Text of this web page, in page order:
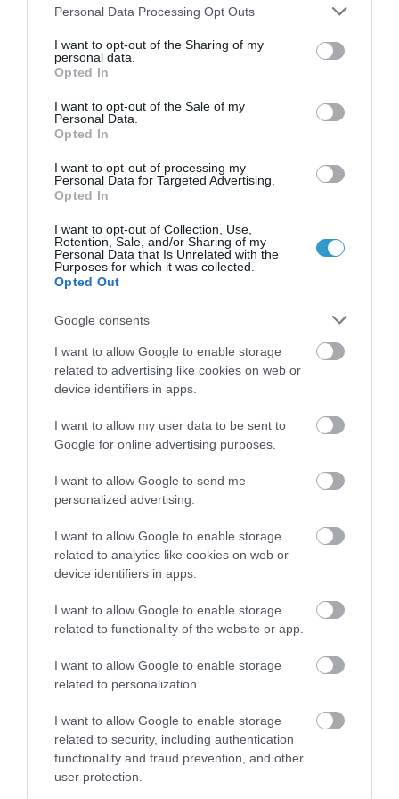
Please note that this website/app uses one or more Google
not limited to your visit or usage behaviour. You may click to
grant or deny consent to Google and its third-party tags to
use your data for below specified purposes in below Google
consent section.
Personal Data Processing Opt Outs
I want to opt-out of the Sharing of my
personal data.
Opted In
I want to opt-out of the Sale of my
Personal Data.
Opted In
I want to opt-out of processing my
Personal Data for Targeted Advertising.
Opted In
I want to opt-out of Collection, Use,
Retention, Sale, and/or Sharing of my
Personal Data that Is Unrelated with the
Purposes for which it was collected.
Opted Out
Google consents
I want to allow Google to enable storage
related to advertising like cookies on web or
device identifiers in apps.
I want to allow my user data to be sent to
Google for online advertising purposes.
I want to allow Google to send me
personalized advertising.
I want to allow Google to enable storage
related to analytics like cookies on web or
device identifiers in apps.
I want to allow Google to enable storage
related to functionality of the website or app.
I want to allow Google to enable storage
related to personalization.
I want to allow Google to enable storage
related to security, including authentication
functionality and fraud prevention, and other
user protection.
ήλιος, είναι απαραίτητος για την
ψυχοσωματική ευεξία μας. Γι’ αυτό
τον λόγο πρέπει να βγαίνουμε σε
ποιότητας, προστατευτικά γυαλιά
100% της UVA και της UVB, για να
παρέχουν τη μέγιστη προστασία από
τις παθήσεις της ωχράς. Τα γυαλιά
πρέπει να είναι μεγάλα, για να
προστατεύουν όσο το δυνατόν
περισσότερο τα μάτια από την
αντανάκλαση της ηλιακής
ακτινοβολίας. Απαραίτητο είναι
ακόμα ένα καπέλο με φαρδύ γείσο, για
πάνω», επισημαίνει ο κ.
ΤΙ ΝΑ ΠΡΟΣΈΞΕΤΕ ΣΤΑ
Να απορροφούν
Να είναιμεγάλαώστε να
καλύπτουν όλη την περιοχή γύρω
από τα μάτια
Να συνδυάζονται μεκαπέλο με
φαρδύ γείσογια πλήρη προστασία